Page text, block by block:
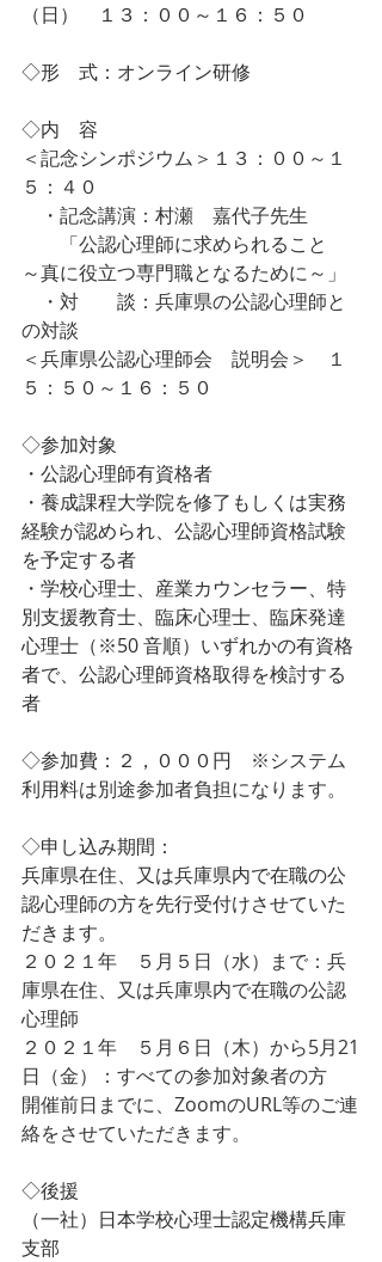
（日）　１３：００～１６：５０
◇形　式：オンライン研修
◇内　容
＜記念シンポジウム＞１３：００～１
５：４０
・記念講演：村瀬　嘉代子先生
「公認心理師に求められること
～真に役立つ専門職となるために～」
・対　　談：兵庫県の公認心理師と
の対談
＜兵庫県公認心理師会　説明会＞　１
５：５０～１６：５０
◇参加対象
・公認心理師有資格者
・養成課程大学院を修了もしくは実務
経験が認められ、公認心理師資格試験
を予定する者
・学校心理士、産業カウンセラー、特
別支援教育士、臨床心理士、臨床発達
心理士（※50 音順）いずれかの有資格
者で、公認心理師資格取得を検討する
者
◇参加費：２，０００円 ※システム
利用料は別途参加者負担になります。
◇申し込み期間：
兵庫県在住、又は兵庫県内で在職の公
認心理師の方を先行受付けさせていた
だきます。
２０２１年　５月５日（水）まで：兵
庫県在住、又は兵庫県内で在職の公認
心理師
２０２１年　５月６日（木）から5月21
日（金）：すべての参加対象者の方
開催前日までに、ZoomのURL等のご連
絡をさせていただきます。
◇後援
（一社）日本学校心理士認定機構兵庫
支部